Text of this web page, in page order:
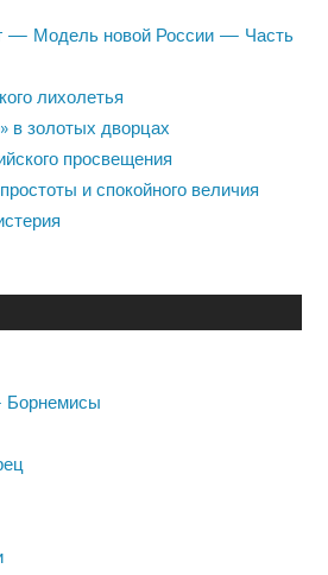
— Модель новой России — Часть
лихолетья
в золотых дворцах
просвещения
и спокойного величия